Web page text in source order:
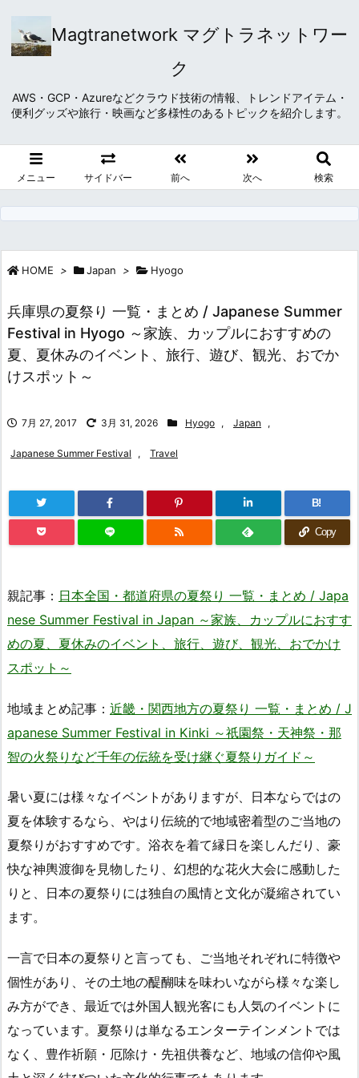
Magtranetwork マグトラネットワー
ク
AWS・GCP・Azureなどクラウド技術の情報、トレンドアイテム・
便利グッズや旅行・映画など多様性のあるトピックを紹介します。
メニュー サイドバー 前へ 次へ 検索
HOME > Japan > Hyogo
兵庫県の夏祭り 一覧・まとめ / Japanese Summer
Festival in Hyogo ～家族、カップルにおすすめの
夏、夏休みのイベント、旅行、遊び、観光、おでか
けスポット～
7月 27, 2017 3月 31, 2026 Hyogo , Japan ,
Japanese Summer Festival , Travel
B!
Copy
親記事： 日本全国・都道府県の夏祭り 一覧・まとめ / Japa
nese Summer Festival in Japan ～家族、カップルにおすす
めの夏、夏休みのイベント、旅行、遊び、観光、おでかけ
スポット～
地域まとめ記事： 近畿・関西地方の夏祭り 一覧・まとめ / J
apanese Summer Festival in Kinki ～祇園祭・天神祭・那
智の火祭りなど千年の伝統を受け継ぐ夏祭りガイド～
暑い夏には様々なイベントがありますが、日本ならではの
夏を体験するなら、やはり伝統的で地域密着型のご当地の
夏祭りがおすすめです。浴衣を着て縁日を楽しんだり、豪
快な神輿渡御を見物したり、幻想的な花火大会に感動した
りと、日本の夏祭りには独自の風情と文化が凝縮されてい
ます。
一言で日本の夏祭りと言っても、ご当地それぞれに特徴や
個性があり、その土地の醍醐味を味わいながら様々な楽し
み方ができ、最近では外国人観光客にも人気のイベントに
なっています。夏祭りは単なるエンターテインメントでは
なく、豊作祈願・厄除け・先祖供養など、地域の信仰や風